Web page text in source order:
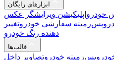
ابزارهای رایگان
خودرو اپلیکیشن ویرایشگر عکس
پس‌زمینه سفارشی خودروتغییر
دهنده رنگ خودرو
قالب‌ها
پس‌زمینه خودروتصاویر داخل